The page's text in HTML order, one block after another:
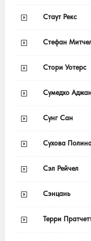
Стаут Рекс
Стефан
Стори Уотерс
Сумедхо
Сунг Сан
Сухова
Сэл Рейчел
Сэнцань
Терри